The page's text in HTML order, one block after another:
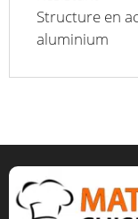
Structure en
aluminium